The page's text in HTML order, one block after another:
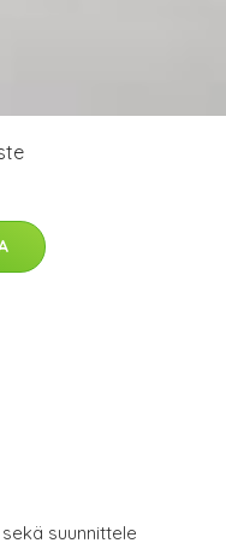
suunnittele